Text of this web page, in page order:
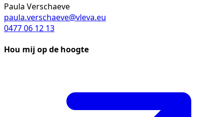
Paula Verschaeve
paula.verschaeve@vleva.eu
0477 06 12 13
Hou mij op de hoogte